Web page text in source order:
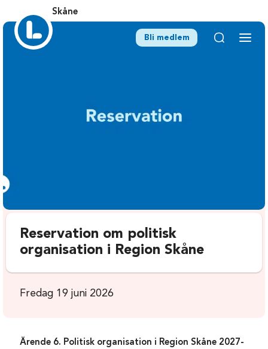
Skåne
Bli medlem
Reservation om politisk
organisation i Region Skåne
Fredag 19 juni 2026
Ärende 6. Politisk organisation i Region Skåne 2027-